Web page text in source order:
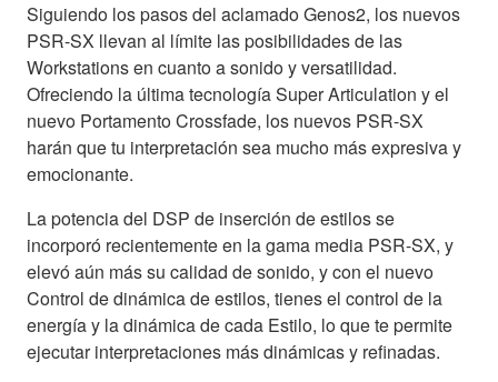
Siguiendo los pasos del aclamado Genos2, los nuevos
PSR-SX llevan al límite las posibilidades de las
Workstations en cuanto a sonido y versatilidad.
Ofreciendo la última tecnología Super Articulation y el
nuevo Portamento Crossfade, los nuevos PSR-SX
harán que tu interpretación sea mucho más expresiva y
emocionante.
La potencia del DSP de inserción de estilos se
incorporó recientemente en la gama media PSR-SX, y
elevó aún más su calidad de sonido, y con el nuevo
Control de dinámica de estilos, tienes el control de la
energía y la dinámica de cada Estilo, lo que te permite
ejecutar interpretaciones más dinámicas y refinadas.